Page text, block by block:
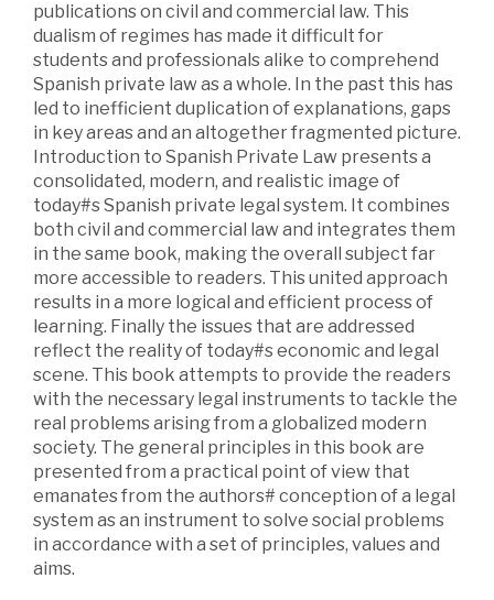
publications on civil and commercial law. This
dualism of regimes has made it difficult for
students and professionals alike to comprehend
Spanish private law as a whole. In the past this has
led to inefficient duplication of explanations, gaps
in key areas and an altogether fragmented picture.
Introduction to Spanish Private Law presents a
consolidated, modern, and realistic image of
today#s Spanish private legal system. It combines
both civil and commercial law and integrates them
in the same book, making the overall subject far
more accessible to readers. This united approach
results in a more logical and efficient process of
learning. Finally the issues that are addressed
reflect the reality of today#s economic and legal
scene. This book attempts to provide the readers
with the necessary legal instruments to tackle the
real problems arising from a globalized modern
society. The general principles in this book are
presented from a practical point of view that
emanates from the authors# conception of a legal
system as an instrument to solve social problems
in accordance with a set of principles, values and
aims.